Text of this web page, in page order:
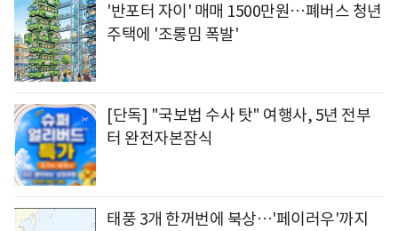
'반포터 자이' 매매 1500만원…폐버스 청년
주택에 '조롱밈 폭발'
[단독] "국보법 수사 탓" 여행사, 5년 전부
터 완전자본잠식
태풍 3개 한꺼번에 북상…'페이러우'까지